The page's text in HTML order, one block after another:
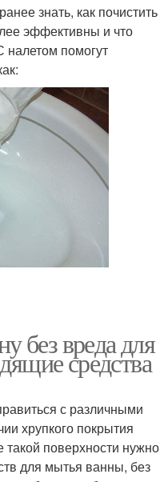
знать, как почистить
эффективны и что
налетом помогут
без вреда для
средства
с различными
хрупкого покрытия
поверхности нужно
для мытья ванны, без